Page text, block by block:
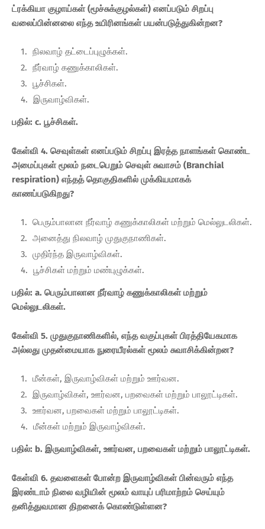
ட்ரக்கியா குழாய்கள் (மூச்சுக்குழல்கள்) எனப்படும் சிறப்பு
வலைப்பின்னலை எந்த உயிரினங்கள் பயன்படுத்துகின்றன?
நிலவாழ் தட்டைப்புழுக்கள்.
நீர்வாழ் கணுக்காலிகள்.
பூச்சிகள்.
இருவாழ்விகள்.
பதில்: c. பூச்சிகள்.
கேள்வி 4. செவுள்கள் எனப்படும் சிறப்பு இரத்த நாளங்கள் கொண்ட
அமைப்புகள் மூலம் நடைபெறும் செவுள் சுவாசம் (Branchial
respiration) எந்தத் தொகுதிகளில் முக்கியமாகக்
காணப்படுகிறது?
பெரும்பாலான நீர்வாழ் கணுக்காலிகள் மற்றும் மெல்லுடலிகள்.
அனைத்து நிலவாழ் முதுகுநாணிகள்.
முதிர்ந்த இருவாழ்விகள்.
பூச்சிகள் மற்றும் மண்புழுக்கள்.
பதில்: a. பெரும்பாலான நீர்வாழ் கணுக்காலிகள் மற்றும்
மெல்லுடலிகள்.
கேள்வி 5. முதுகுநாணிகளில், எந்த வகுப்புகள் பிரத்தியேகமாக
அல்லது முதன்மையாக நுரையீரல்கள் மூலம் சுவாசிக்கின்றன?
மீன்கள், இருவாழ்விகள் மற்றும் ஊர்வன.
இருவாழ்விகள், ஊர்வன, பறவைகள் மற்றும் பாலூட்டிகள்.
ஊர்வன, பறவைகள் மற்றும் பாலூட்டிகள்.
மீன்கள் மற்றும் இருவாழ்விகள்.
பதில்: b. இருவாழ்விகள், ஊர்வன, பறவைகள் மற்றும் பாலூட்டிகள்.
கேள்வி 6. தவளைகள் போன்ற இருவாழ்விகள் பின்வரும் எந்த
இரண்டாம் நிலை வழியின் மூலம் வாயுப் பரிமாற்றம் செய்யும்
தனித்துவமான திறனைக் கொண்டுள்ளன?